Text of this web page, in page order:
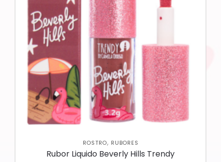
ROSTRO, RUBORES
Rubor Liquido Beverly Hills Trendy